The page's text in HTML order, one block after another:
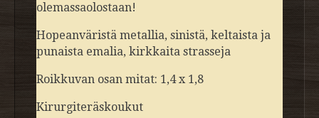
olemassaolostaan!
Hopeanväristä metallia, sinistä, keltaista ja
punaista emalia, kirkkaita strasseja
Roikkuvan osan mitat: 1,4 x 1,8
Kirurgiteräskoukut